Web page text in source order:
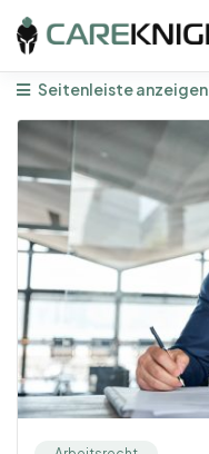
Seitenleiste anzeigen